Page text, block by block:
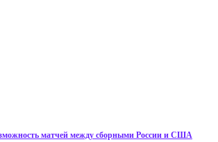
матчей между сборными России и США